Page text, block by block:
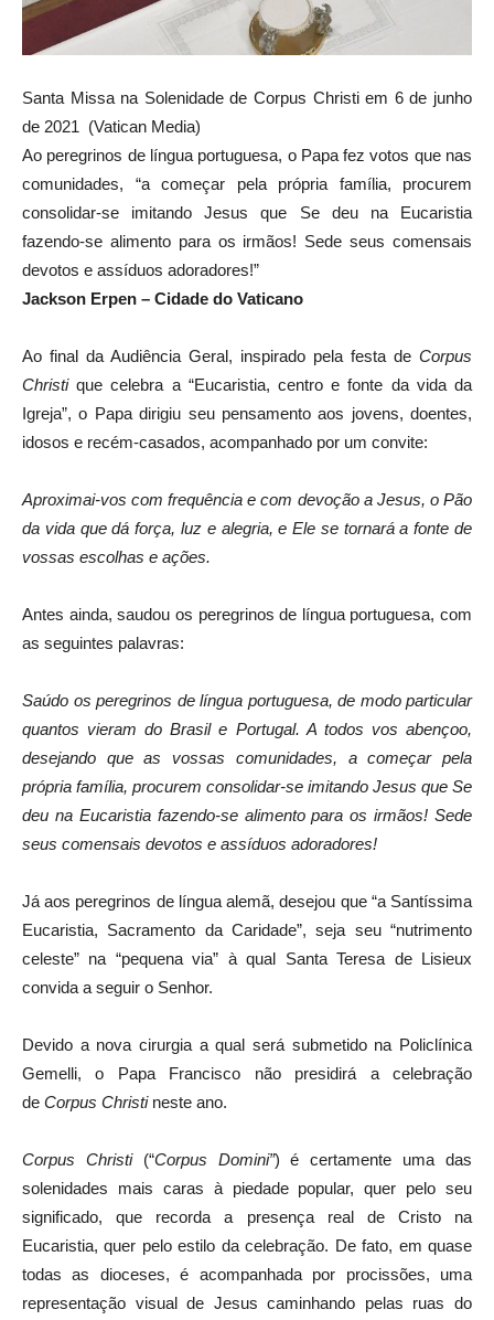
Santa Missa na Solenidade de Corpus Christi em 6 de junho
de 2021 (Vatican Media)
Ao peregrinos de língua portuguesa, o Papa fez votos que nas
comunidades, “a começar pela própria família, procurem
consolidar-se imitando Jesus que Se deu na Eucaristia
fazendo-se alimento para os irmãos! Sede seus comensais
devotos e assíduos adoradores!”
Jackson Erpen – Cidade do Vaticano
Ao final da Audiência Geral, inspirado pela festa de Corpus
Christique celebra a “Eucaristia, centro e fonte da vida da
Igreja”, o Papa dirigiu seu pensamento aos jovens, doentes,
idosos e recém-casados, acompanhado por um convite:
Aproximai-vos com frequência e com devoção a Jesus, o Pão
da vida que dá força, luz e alegria, e Ele se tornará a fonte de
vossas escolhas e ações.
Antes ainda, saudou os peregrinos de língua portuguesa, com
as seguintes palavras:
Saúdo os peregrinos de língua portuguesa, de modo particular
quantos vieram do Brasil e Portugal. A todos vos abençoo,
desejando que as vossas comunidades, a começar pela
própria família, procurem consolidar-se imitando Jesus que Se
deu na Eucaristia fazendo-se alimento para os irmãos! Sede
seus comensais devotos e assíduos adoradores!
Já aos peregrinos de língua alemã, desejou que “a Santíssima
Eucaristia, Sacramento da Caridade”, seja seu “nutrimento
celeste” na “pequena via” à qual Santa Teresa de Lisieux
convida a seguir o Senhor.
Devido a nova cirurgia a qual será submetido na Policlínica
Gemelli, o Papa Francisco não presidirá a celebração
de Corpus Christi neste ano.
Corpus Christi (“Corpus Domini”) é certamente uma das
solenidades mais caras à piedade popular, quer pelo seu
significado, que recorda a presença real de Cristo na
Eucaristia, quer pelo estilo da celebração. De fato, em quase
todas as dioceses, é acompanhada por procissões, uma
representação visual de Jesus caminhando pelas ruas do